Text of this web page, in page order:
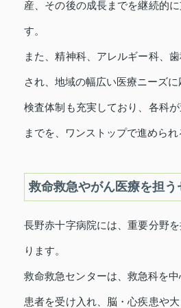
産、その後の成長までを継続的
す。
また、精神科、アレルギー科、
され、地域の幅広い医療ニーズに
検査体制も充実しており、各科
までを、ワンストップで進められ
救命救急やがん医療を担う
長野赤十字病院には、重要分野
ります。
救命救急センターは、救急科を
患者を受け入れ、脳・心疾患や